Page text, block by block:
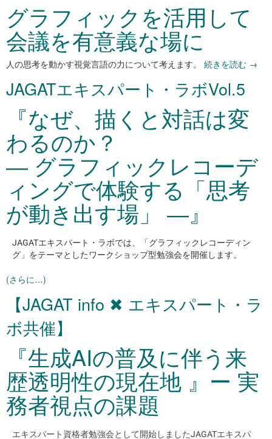
グラフィックを活用して
会議を有意義な場に
人の思考を動かす視覚言語の力について考えます。 続きを読む →
JAGATエキスパート・ラボVol.5
『なぜ、描くと対話は変
わるのか？
― グラフィックレコーデ
ィングで体験する「思考
が動き出す場」 ―』
JAGATエキスパート・ラボでは、「グラフィックレコーディン
グ」をテーマとしたワークショップ型勉強会を開催します。
(さらに…)
【JAGAT info ✖ エキスパート・ラ
ボ共催】
『生成AIの普及に伴う来
歴透明性の現在地 』ー 実
務者視点の課題
エキスパート資格者勉強会として開始しましたJAGATエキスパ